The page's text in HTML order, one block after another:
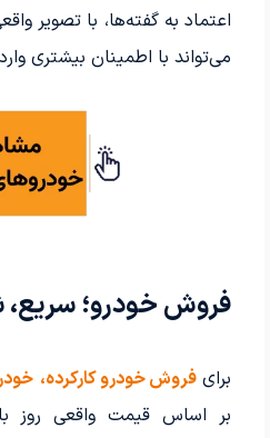
اعتماد به گفته‌ها، با تصویر
می‌تواند با اطمینان بیشتری
فروش خودرو؛
برای فروش خودرو کارکرده،
بر اساس قیمت واقعی روز